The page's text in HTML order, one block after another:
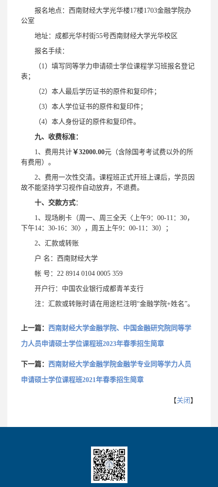
报名地点：西南财经大学光华楼17楼1703金融学院办
公室
地址：成都光华村街55号西南财经大学光华校区
报名手续：
（1）填写同等学力申请硕士学位课程学习班报名登记
表；
（2）本人最后学历证书的原件和复印件；
（3）本人学位证书的原件和复印件；
（4）本人身份证的原件和复印件。
九、收费标准：
1、费用共计 ￥32000.00元（含除国考考试费以外的所
有费用）。
2、费用一次性交清。课程班正式开班上课后，学员因
故不能坚持学习视作自动放弃，不退费。
十、交款方式：
1、现场刷卡（周一、周三全天〈上午9：00-11：30，
下午14：30-16：30〉，周五上午9：00-11：30）；
2、汇款或转账
户 名：西南财经大学
帐 号：22 8914 0104 0005 359
开户行：中国农业银行成都青羊支行
注：汇款或转账时请在用途栏注明“金融学院+姓名”。
上一篇： 西南财经大学金融学院、中国金融研究院同等学
力人员申请硕士学位课程班2023年春季招生简章
下一篇： 西南财经大学金融学院金融学专业同等学力人员
申请硕士学位课程班2021年春季招生简章
【关闭 】